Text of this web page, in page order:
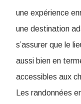
une expérience
une destination
s’assurer que le
aussi bien en
accessibles aux
Les randonnées